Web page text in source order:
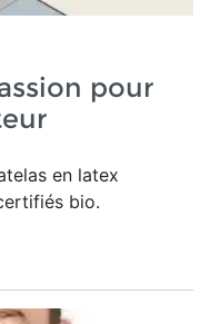
pour
en latex
bio.